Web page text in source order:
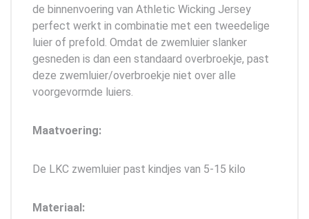
de binnenvoering van Athletic Wicking Jersey
perfect werkt in combinatie met een tweedelige
luier of prefold. Omdat de zwemluier slanker
gesneden is dan een standaard overbroekje, past
deze zwemluier/overbroekje niet over alle
voorgevormde luiers.
Maatvoering:
De LKC zwemluier past kindjes van 5-15 kilo
Materiaal: